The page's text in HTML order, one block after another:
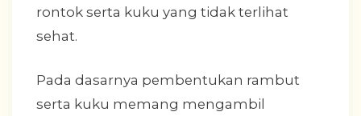
rontok serta kuku yang tidak terlihat
sehat.
Pada dasarnya pembentukan rambut
serta kuku memang mengambil